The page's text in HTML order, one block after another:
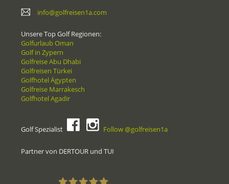
info@golfreisen1a.com
Unsere Top Golf Regionen:
Golfurlaub Oman
Golf in Zypern
Golfreise Abu Dhabi
Golfreisen Türkei
Golfhotel Ägypten
Golfreise Marrakesch
Golfhotel Agadir
Golf Spezialist Follow @golfreisen1a
Partner von DERTOUR und TUI